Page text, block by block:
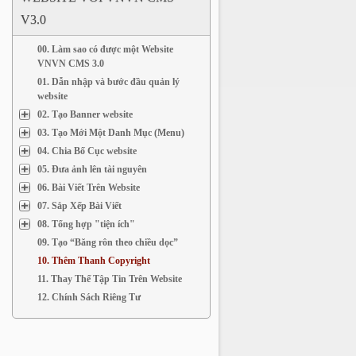
V3.0
00. Làm sao có được một Website
VNVN CMS 3.0
01. Dẫn nhập và bước đầu quản lý
website
02. Tạo Banner website
03. Tạo Mới Một Danh Mục (Menu)
04. Chia Bố Cục website
05. Đưa ảnh lên tài nguyên
06. Bài Viết Trên Website
07. Sắp Xếp Bài Viết
08. Tổng hợp "tiện ích"
09. Tạo “Băng rôn theo chiều dọc”
10. Thêm Thanh Copyright
11. Thay Thế Tập Tin Trên Website
12. Chính Sách Riêng Tư